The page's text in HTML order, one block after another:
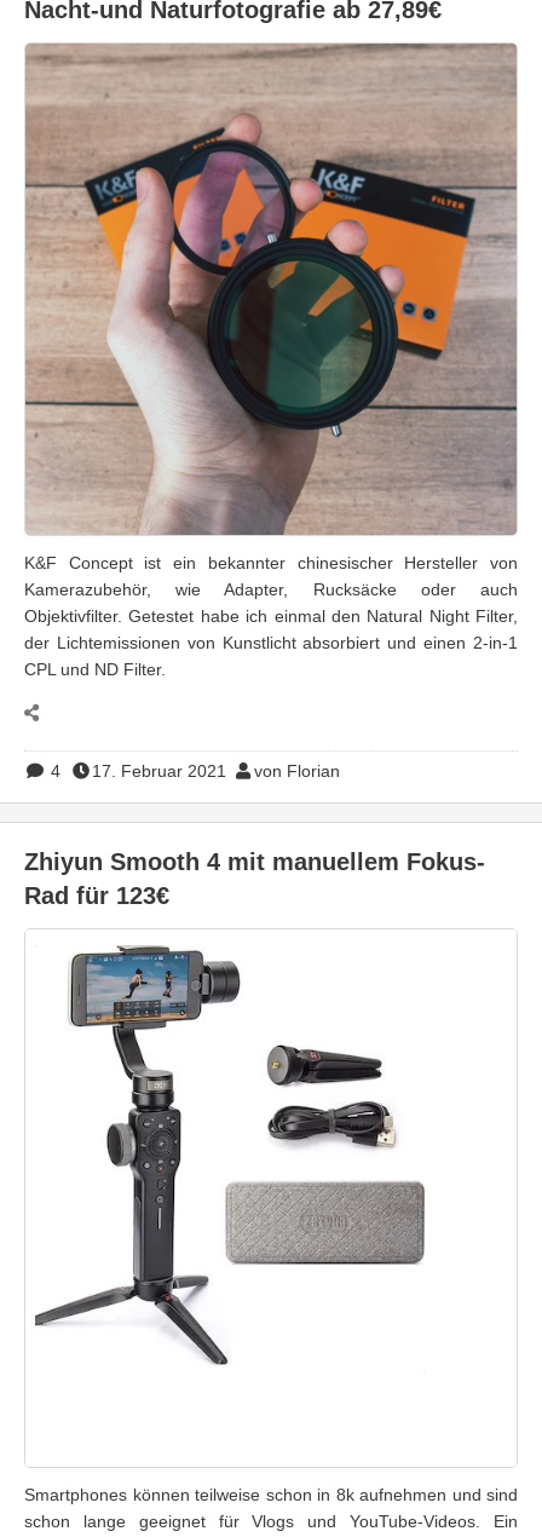
Nacht-und Naturfotografie ab 27,89€
K&F Concept ist ein bekannter chinesischer Hersteller von
Kamerazubehör, wie Adapter, Rucksäcke oder auch
Objektivfilter. Getestet habe ich einmal den Natural Night Filter,
der Lichtemissionen von Kunstlicht absorbiert und einen 2-in-1
CPL und ND Filter.
4 17. Februar 2021 von Florian
Zhiyun Smooth 4 mit manuellem Fokus-
Rad für 123€
Smartphones können teilweise schon in 8k aufnehmen und sind
schon lange geeignet für Vlogs und YouTube-Videos. Ein